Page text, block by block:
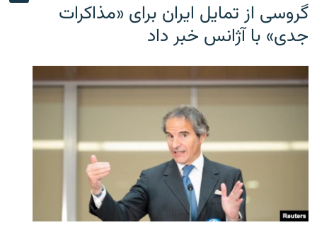
گروسی از تمایل ایران برای «مذاکرات
جدی» با آژانس خبر داد